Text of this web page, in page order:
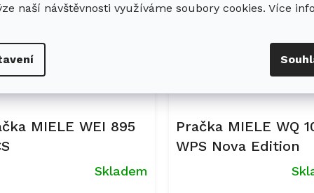
naší návštěvnosti využíváme soubory cookies. Více
MIELE WEI 895
Skladem
DÁREK: 7x Ultraphase
Pračka MIELE WQ
WPS Nova Edition